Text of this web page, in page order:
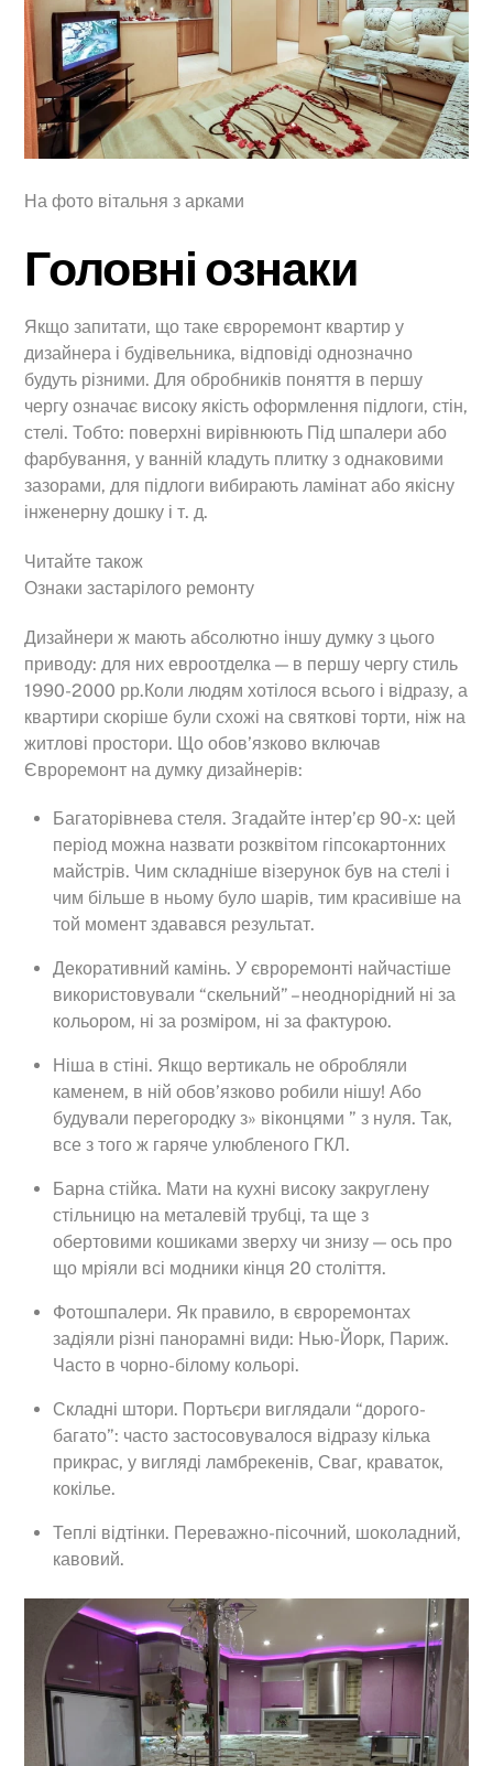
На фото вітальня з арками
Головні ознаки
Якщо запитати, що таке євроремонт квартир у
дизайнера і будівельника, відповіді однозначно
будуть різними. Для обробників поняття в першу
чергу означає високу якість оформлення підлоги, стін,
стелі. Тобто: поверхні вирівнюють Під шпалери або
фарбування, у ванній кладуть плитку з однаковими
зазорами, для підлоги вибирають ламінат або якісну
інженерну дошку і т. д.
Читайте також
Ознаки застарілого ремонту
Дизайнери ж мають абсолютно іншу думку з цього
приводу: для них евроотделка — в першу чергу стиль
1990-2000 рр.Коли людям хотілося всього і відразу, а
квартири скоріше були схожі на святкові торти, ніж на
житлові простори. Що обов’язково включав
Євроремонт на думку дизайнерів:
Багаторівнева стеля. Згадайте інтер’єр 90-х: цей
період можна назвати розквітом гіпсокартонних
майстрів. Чим складніше візерунок був на стелі і
чим більше в ньому було шарів, тим красивіше на
той момент здавався результат.
Декоративний камінь. У євроремонті найчастіше
використовували “скельний” – неоднорідний ні за
кольором, ні за розміром, ні за фактурою.
Ніша в стіні. Якщо вертикаль не обробляли
каменем, в ній обов’язково робили нішу! Або
будували перегородку з» віконцями ” з нуля. Так,
все з того ж гаряче улюбленого ГКЛ.
Барна стійка. Мати на кухні високу закруглену
стільницю на металевій трубці, та ще з
обертовими кошиками зверху чи знизу — ось про
що мріяли всі модники кінця 20 століття.
Фотошпалери. Як правило, в євроремонтах
задіяли різні панорамні види: Нью-Йорк, Париж.
Часто в чорно-білому кольорі.
Складні штори. Портьєри виглядали “дорого-
багато”: часто застосовувалося відразу кілька
прикрас, у вигляді ламбрекенів, Сваг, краваток,
кокілье.
Теплі відтінки. Переважно-пісочний, шоколадний,
кавовий.